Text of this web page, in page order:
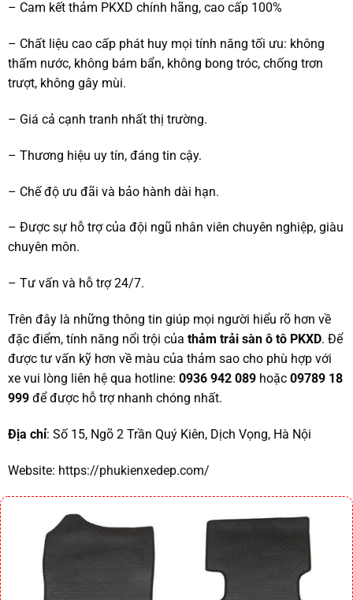
– Cam kết thảm PKXD chính hãng, cao cấp 100%
– Chất liệu cao cấp phát huy mọi tính năng tối ưu: không
thấm nước, không bám bẩn, không bong tróc, chống trơn
trượt, không gây mùi.
– Giá cả cạnh tranh nhất thị trường.
– Thương hiệu uy tín, đáng tin cậy.
– Chế độ ưu đãi và bảo hành dài hạn.
– Được sự hỗ trợ của đội ngũ nhân viên chuyên nghiệp, giàu
chuyên môn.
– Tư vấn và hỗ trợ 24/7.
Trên đây là những thông tin giúp mọi người hiểu rõ hơn về
đặc điểm, tính năng nổi trội của thảm trải sàn ô tô PKXD. Để
được tư vấn kỹ hơn về màu của thảm sao cho phù hợp với
xe vui lòng liên hệ qua hotline: 0936 942 089hoặc 09789 18
999để được hỗ trợ nhanh chóng nhất.
Địa chỉ: Số 15, Ngõ 2 Trần Quý Kiên, Dịch Vọng, Hà Nội
Website: https://phukienxedep.com/